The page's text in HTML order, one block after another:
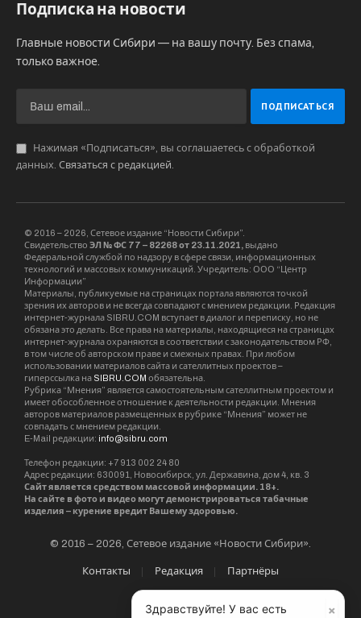
Подписка на новости
Главные новости Сибири — на вашу почту. Без спама,
только важное.
Нажимая «Подписаться», вы соглашаетесь с обработкой
данных. Связаться с редакцией.
© 2016 – 2026, Сетевое издание “Новости Сибири”.
Свидетельство ЭЛ № ФС 77 – 82268 от 23.11.2021, выдано
Федеральной службой по надзору в сфере связи, информационных
технологий и массовых коммуникаций. Учредитель: ООО “Центр
Информации”
Материалы, публикуемые на страницах портала являются точкой
зрения их авторов и не всегда совпадают с мнением редакции. Редакция
интернет-журнала SIBRU.COM вступает в диалог и переписку, но не
обязана это делать. Все права на материалы, находящиеся на страницах
интернет-журнала охраняются в соответствии с законодательством РФ,
в том числе об авторском праве и смежных правах. При любом
использовании материалов сайта и сателлитных проектов –
гиперссылка на SIBRU.COM обязательна.
Рубрика “Мнения” является самостоятельным сателлитным проектом и
имеет обособленное отношение к деятельности редакции. Мнения
авторов материалов размещенных в рубрике “Мнения” может не
совпадать с мнением редакции.
E-Mail редакции: info@sibru.com
Телефон редакции: +7 913 002 24 80
Адрес редакции: 630091, Новосибирск, ул. Державина, дом 4, кв. 3
Сайт является средством массовой информации. 18+.
На сайте в фото и видео могут демонстрироваться табачные
изделия – курение вредит Вашему здоровью.
© 2016 – 2026, Сетевое издание «Новости Сибири».
Контакты Редакция Партнёры
×
Здравствуйте! У вас есть